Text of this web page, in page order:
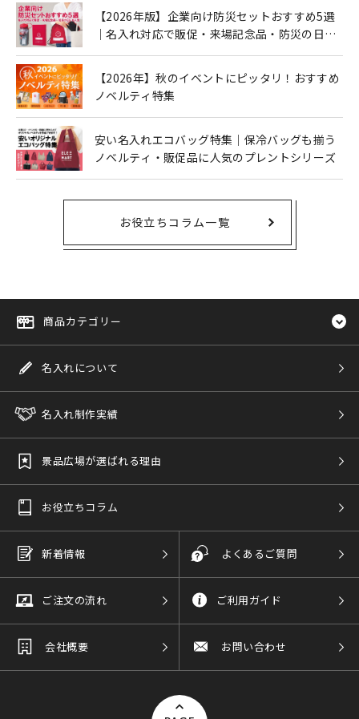
【2026年版】企業向け防災セットおすすめ5選
｜名入れ対応で販促・来場記念品・防災の日に
【2026年】秋のイベントにピッタリ！おすすめ
ノベルティ特集
安い名入れエコバッグ特集｜保冷バッグも揃う
ノベルティ・販促品に人気のプレントシリーズ
お役立ちコラム一覧
商品カテゴリー
名入れについて
名入れ制作実績
景品広場が選ばれる理由
お役立ちコラム
新着情報 よくあるご質問
ご注文の流れ ご利用ガイド
会社概要 お問い合わせ